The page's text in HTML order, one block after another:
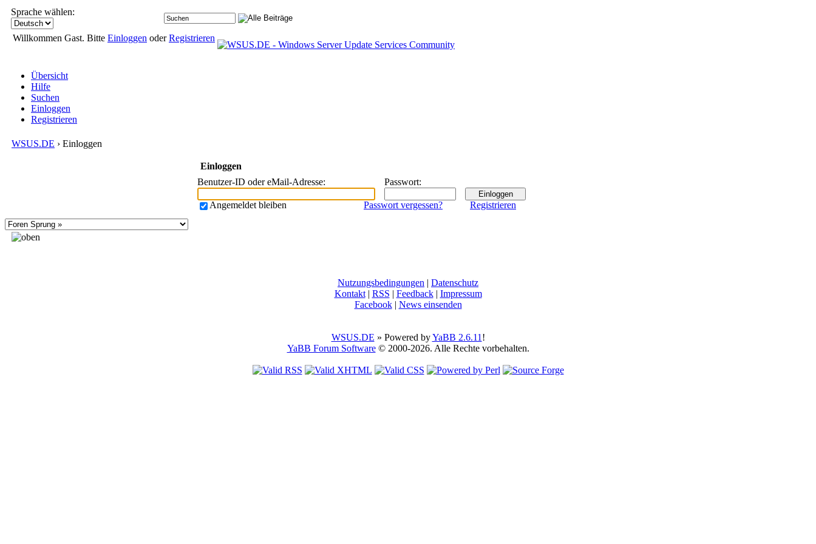
Sprache wählen:
Willkommen Gast. Bitte Einloggen oderRegistrieren
Übersicht
Hilfe
Suchen
Einloggen
Registrieren
WSUS.DE › Einloggen
Einloggen
Benutzer-ID oder eMail-Adresse: Passwort:
Angemeldet bleiben Registrieren
Passwort vergessen?
Nutzungsbedingungen | Datenschutz
Kontakt| RSS | Feedback| Impressum
Facebook| News einsenden
WSUS.DE » Powered byYaBB 2.6.11 !
YaBB Forum Software© 2000-2026. Alle Rechte vorbehalten.